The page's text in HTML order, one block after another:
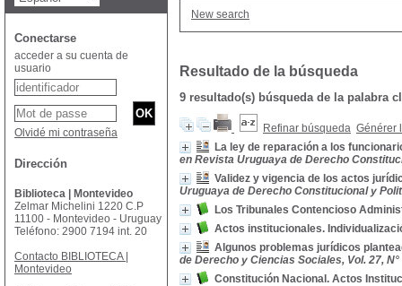
New search
Resultado de la búsqueda
9 resultado(s) búsqueda de la palabra
Refinar búsqueda Générer
La ley de reparación a los
en Revista Uruguaya de Derecho
Validez y vigencia de los actos
Uruguaya de Derecho Constitucional y
Los Tribunales Contencioso
Actos institucionales.
Algunos problemas jurídicos
de Derecho y Ciencias Sociales, Vol. 27, N°
Constitución Nacional. Actos
Conectarse
acceder a su cuenta de
usuario
Olvidé mi contraseña
Dirección
Biblioteca | Montevideo
Zelmar Michelini 1220 C.P
11100 - Montevideo - Uruguay
Teléfono: 2900 7194 int. 20
Contacto BIBLIOTECA |
Montevideo